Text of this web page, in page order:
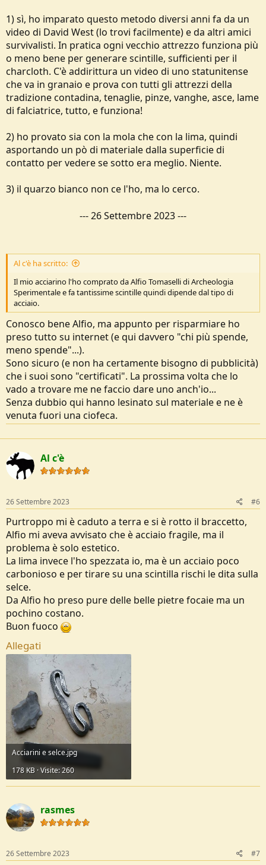
1) sì, ho imparato questo metodo diversi anni fa da un
video di David West (lo trovi facilmente) e da altri amici
survivalisti. In pratica ogni vecchio attrezzo funziona più
o meno bene per generare scintille, sufficienti per il
charcloth. C'è addirittura un video di uno statunitense
che va in granaio e prova con tutti gli attrezzi della
tradizione contadina, tenaglie, pinze, vanghe, asce, lame
di falciatrice, tutto, e funziona!
2) ho provato sia con la mola che con la lima, quindi
asportando un pò di materiale dalla superficie di
contatto per vedere se sotto era meglio. Niente.
3) il quarzo bianco non ce l'ho, ma lo cerco.
---26 Settembre 2023---
Al c'è ha scritto:
Il mio acciarino l'ho comprato da Alfio Tomaselli di Archeologia
Sperimentale e fa tantissime scintille quindi dipende dal tipo di
acciaio.
Conosco bene Alfio, ma appunto per risparmiare ho
preso tutto su internet (e qui davvero "chi più spende,
meno spende"...).
Sono sicuro (e non ha certamente bisogno di pubblicità)
che i suoi sono "certificati". La prossima volta che lo
vado a trovare me ne faccio dare uno anch'io...
Senza dubbio qui hanno lesinato sul materiale e ne è
venuta fuori una ciofeca.
Al c'è
26 Settembre 2023 #6
Purtroppo mi è caduto a terra e si è rotto il braccetto,
Alfio mi aveva avvisato che è acciaio fragile, ma il
problema è solo estetico.
La lima invece l'ho spezzata io, ma è un acciaio poco
carbonioso e per tirare su una scintilla rischi le dita sulla
selce.
Da Alfio ho preso pure delle belle pietre focaie ma un
pochino costano.
Buon fuoco
Allegati
Acciarini e selce.jpg
178 KB · Visite: 260
rasmes
26 Settembre 2023 #7